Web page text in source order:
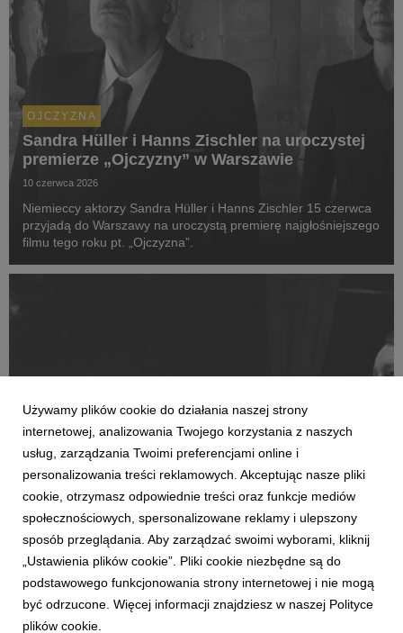
OJCZYZNA
Sandra Hüller i Hanns Zischler na uroczystej
premierze „Ojczyzny” w Warszawie
10 czerwca 2026
Niemieccy aktorzy Sandra Hüller i Hanns Zischler 15 czerwca
przyjadą do Warszawy na uroczystą premierę najgłośniejszego
filmu tego roku pt. „Ojczyzna”.
OJCZYZNA
Sandra Hüller, Hanns Zischler i Joanna Kulig
na nowych zdjęciach z filmu "Ojczyzna"
3 czerwca 2026
Prezentujemy nowe zdjęcia z najnowszego filmu wielkiego
mistrza kina, Pawła Pawlikowskiego, nagrodzonego na
tegorocznym festiwalu w Cannes pt. "Ojczyzna". Na nowych
Używamy plików cookie do działania naszej strony
internetowej, analizowania Twojego korzystania z naszych
usług, zarządzania Twoimi preferencjami online i
personalizowania treści reklamowych. Akceptując nasze pliki
cookie, otrzymasz odpowiednie treści oraz funkcje mediów
społecznościowych, spersonalizowane reklamy i ulepszony
sposób przeglądania. Aby zarządzać swoimi wyborami, kliknij
„Ustawienia plików cookie”. Pliki cookie niezbędne są do
podstawowego funkcjonowania strony internetowej i nie mogą
być odrzucone. Więcej informacji znajdziesz w naszej Polityce
plików cookie.